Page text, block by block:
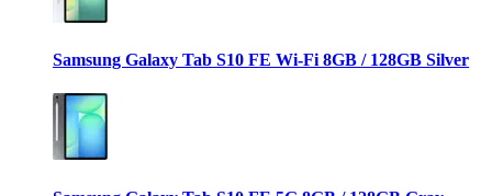
Samsung Galaxy Tab S10 FE Wi-Fi 8GB / 128GB Silver